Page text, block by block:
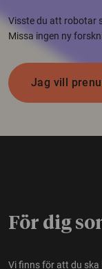
Visste du att robotar
Missa ingen ny
Jag vill
För dig
Vi finns för att du ska